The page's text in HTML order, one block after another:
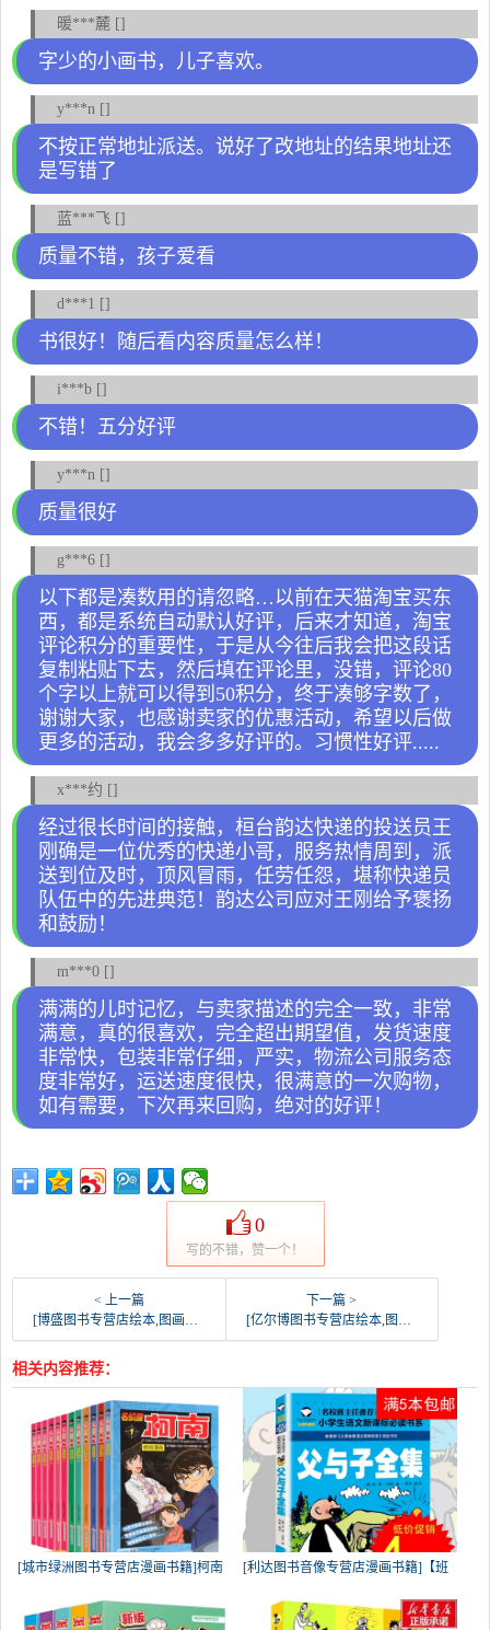
暖***麓 []
字少的小画书，儿子喜欢。
y***n []
不按正常地址派送。说好了改地址的结果地址还
是写错了
蓝***飞 []
质量不错，孩子爱看
d***1 []
书很好！随后看内容质量怎么样！
i***b []
不错！五分好评
y***n []
质量很好
g***6 []
以下都是凑数用的请忽略…以前在天猫淘宝买东
西，都是系统自动默认好评，后来才知道，淘宝
评论积分的重要性，于是从今往后我会把这段话
复制粘贴下去，然后填在评论里，没错，评论80
个字以上就可以得到50积分，终于凑够字数了，
谢谢大家，也感谢卖家的优惠活动，希望以后做
更多的活动，我会多多好评的。习惯性好评.....
x***约 []
经过很长时间的接触，桓台韵达快递的投送员王
刚确是一位优秀的快递小哥，服务热情周到，派
送到位及时，顶风冒雨，任劳任怨，堪称快递员
队伍中的先进典范！韵达公司应对王刚给予褒扬
和鼓励！
m***0 []
满满的儿时记忆，与卖家描述的完全一致，非常
满意，真的很喜欢，完全超出期望值，发货速度
非常快，包装非常仔细，严实，物流公司服务态
度非常好，运送速度很快，很满意的一次购物，
如有需要，下次再来回购，绝对的好评！
0
写的不错，赞一个！
< 上一篇
[博盛图书专营店绘本,图画书]三毛流浪记全集注音版图画三毛从军记解月销量470件仅售75.6元
下一篇 >
[亿尔博图书专营店绘本,图画书]奥特曼书大全 儿童书籍全套6册一年级月销量485件仅售44.8元
相关内容推荐：
[城市绿洲图书专营店漫画书籍]柯南 [利达图书音像专营店漫画书籍]【班